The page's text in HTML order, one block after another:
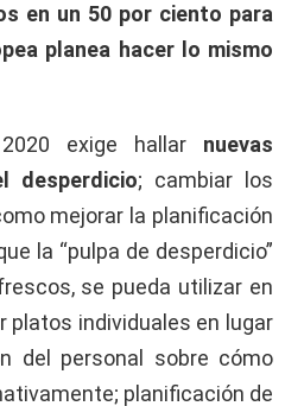
en un 50 por ciento para
planea hacer lo mismo
exige hallar nuevas
desperdicio; cambiar los
mejorar la planificación
la “pulpa de desperdicio”
se pueda utilizar en
platos individuales en lugar
del personal sobre cómo
planificación de